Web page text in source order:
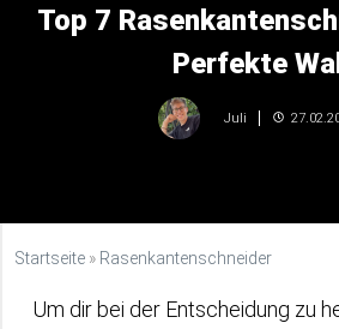
Top 7
Perfekte
Juli
Startseite » Rasenkantenschneider
Um dir bei der Entscheidung zu